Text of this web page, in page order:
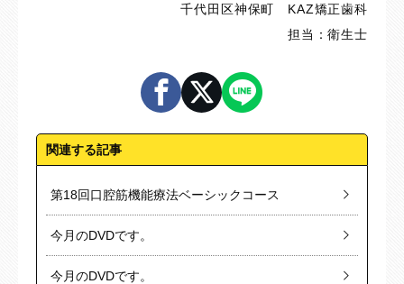
千代田区神保町 KAZ矯正歯科
担当：衛生士
関連する記事
第18回口腔筋機能療法ベーシックコース
今月のDVDです。
今月のDVDです。